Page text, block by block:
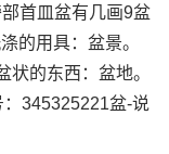
首皿盆有几画9盆
的用具：盆景。
的东西：盆地。
345325221盆-说